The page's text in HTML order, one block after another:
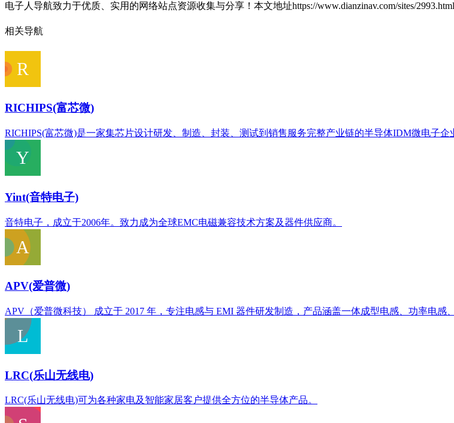
电子人导航致力于优质、实用的网络站点资源收集与分享！ 本文地址https://www.dianzinav.com/sites/
相关导航
RICHIPS(富芯微)
RICHIPS(富芯微)是一家集芯片设计研发、制造、封装、测试到销售服务完整产业链的半导体IDM微电子企
Yint(音特电子)
音特电子，成立于2006年。致力成为全球EMC电磁兼容技术方案及器件供应商。
APV(爱普微)
APV（爱普微科技） 成立于 2017 年，专注电感与 EMI 器件研发制造，产品涵盖一体成型电感、功率电感
LRC(乐山无线电)
LRC(乐山无线电)可为各种家电及智能家居客户提供全方位的半导体产品。